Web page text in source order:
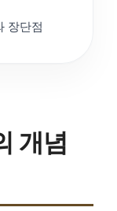
장단점
개념